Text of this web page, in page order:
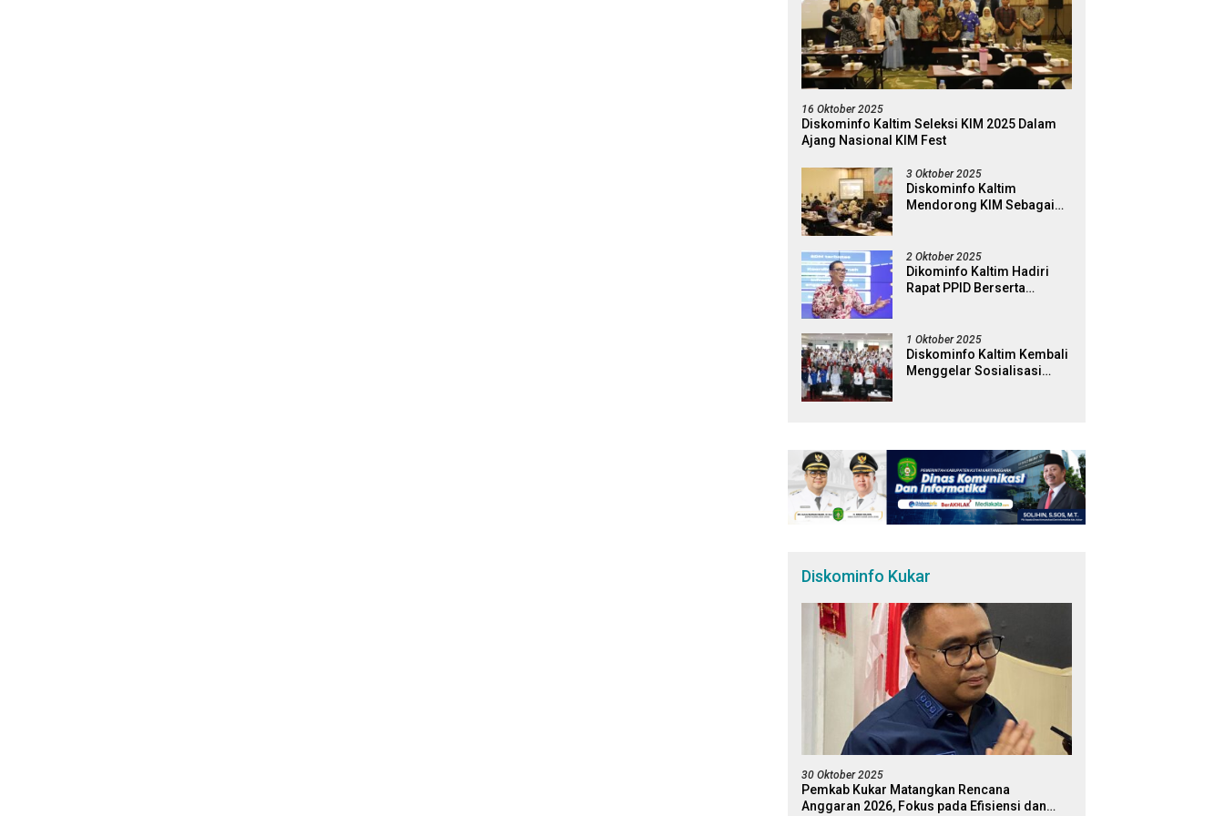
16 Oktober 2025
Diskominfo Kaltim Seleksi KIM 2025 Dalam
Ajang Nasional KIM Fest
3 Oktober 2025
Diskominfo Kaltim
Mendorong KIM Sebagai
Literasi Digital
2 Oktober 2025
Dikominfo Kaltim Hadiri
Rapat PPID Berserta
1 Oktober 2025
Diskominfo Kaltim Kembali
Menggelar Sosialisasi
Diskominfo Kukar
30 Oktober 2025
Pemkab Kukar Matangkan Rencana
Anggaran 2026, Fokus pada Efisiensi dan